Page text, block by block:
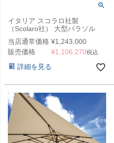
イタリア スコラロ社製
（Scolaro社） 大型パラソル
「アルダブル ＆ ポット型ウエ
イトベース セット」
当店通常価格 ¥1,243,000
販売価格
¥1,106,270税込
詳細を見る